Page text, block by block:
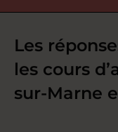
Les
les cours
sur-Marne